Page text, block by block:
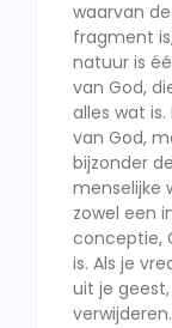
waarvan
fragment
natuur is
van God,
alles wat
van God,
bijzonder
menselijke
zowel een
conceptie,
is. Als je
uit je
verwijderen.